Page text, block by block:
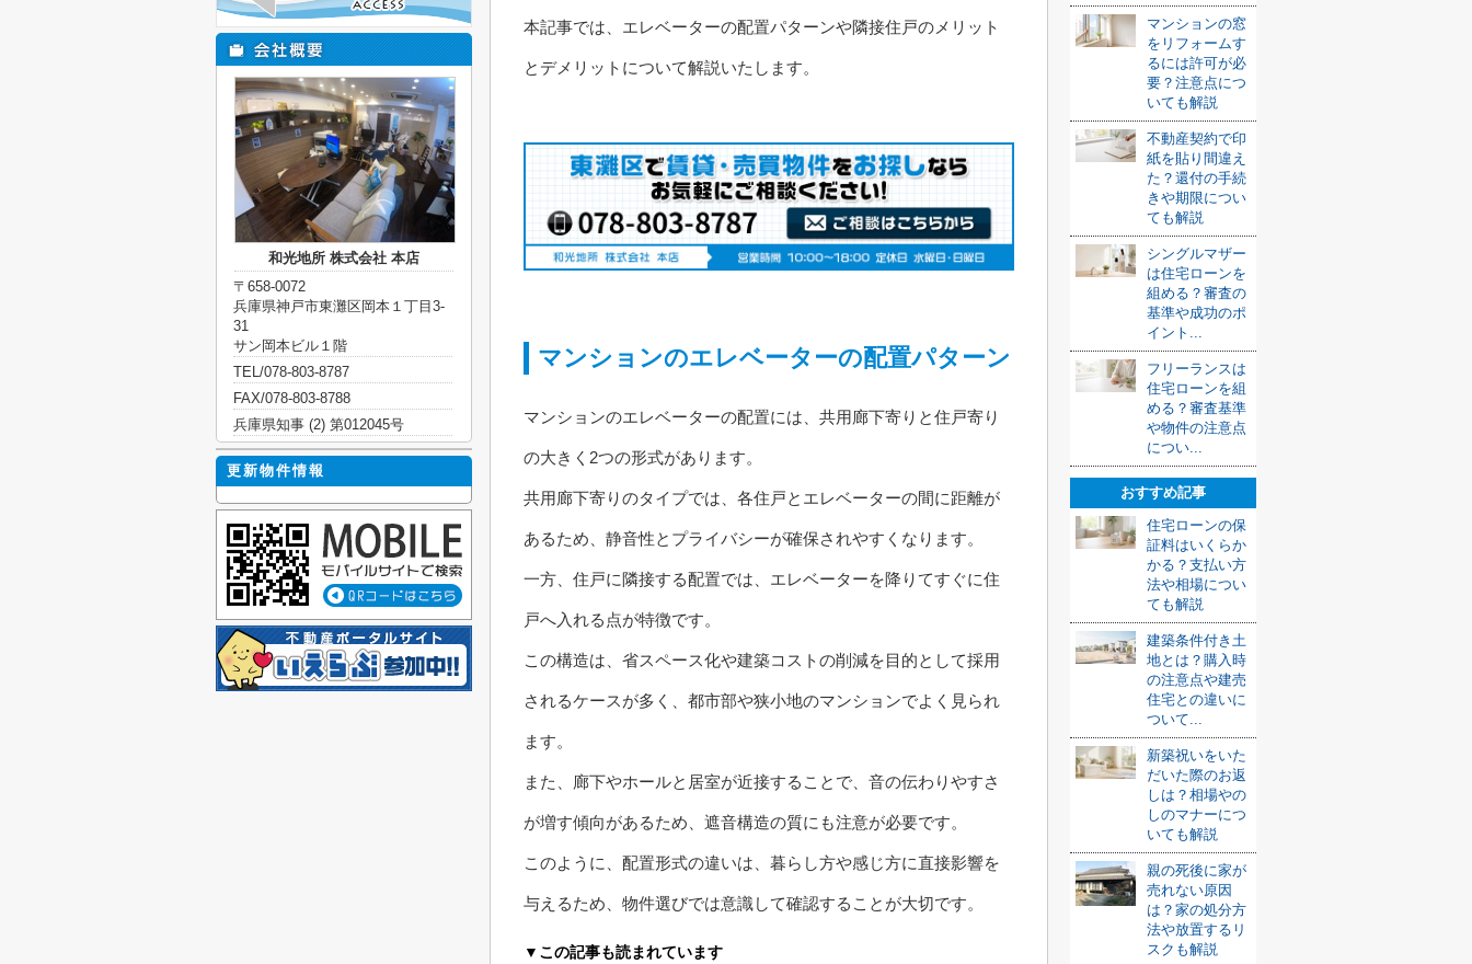
本記事では、エレベーターの配置パターンや隣接住戸のメリット
とデメリットについて解説いたします。
マンションのエレベーターの配置パターン
マンションのエレベーターの配置には、共用廊下寄りと住戸寄り
の大きく2つの形式があります。
共用廊下寄りのタイプでは、各住戸とエレベーターの間に距離が
あるため、静音性とプライバシーが確保されやすくなります。
一方、住戸に隣接する配置では、エレベーターを降りてすぐに住
戸へ入れる点が特徴です。
この構造は、省スペース化や建築コストの削減を目的として採用
されるケースが多く、都市部や狭小地のマンションでよく見られ
ます。
また、廊下やホールと居室が近接することで、音の伝わりやすさ
が増す傾向があるため、遮音構造の質にも注意が必要です。
このように、配置形式の違いは、暮らし方や感じ方に直接影響を
与えるため、物件選びでは意識して確認することが大切です。
▼この記事も読まれています
マンションの窓
をリフォームす
るには許可が必
要？注意点につ
いても解説
不動産契約で印
紙を貼り間違え
た？還付の手続
きや期限につい
ても解説
シングルマザー
は住宅ローンを
組める？審査の
基準や成功のポ
イント...
フリーランスは
住宅ローンを組
める？審査基準
や物件の注意点
につい...
おすすめ記事
住宅ローンの保
証料はいくらか
かる？支払い方
法や相場につい
ても解説
建築条件付き土
地とは？購入時
の注意点や建売
住宅との違いに
ついて...
新築祝いをいた
だいた際のお返
しは？相場やの
しのマナーにつ
いても解説
親の死後に家が
売れない原因
は？家の処分方
法や放置するリ
スクも解説
和光地所 株式会社 本店
〒658-0072
兵庫県神戸市東灘区岡本１丁目3-
31
サン岡本ビル１階
TEL/078-803-8787
FAX/078-803-8788
兵庫県知事 (2) 第012045号
更新物件情報